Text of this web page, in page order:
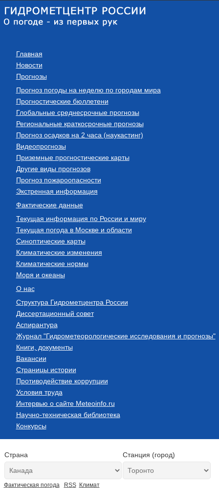
Главная
Новости
Прогнозы
Прогноз погоды на неделю по городам мира
Прогностические бюллетени
Глобальные среднесрочные прогнозы
Региональные краткосрочные прогнозы
Прогноз осадков на 2 часа (наукастинг)
Видеопрогнозы
Приземные прогностические карты
Другие виды прогнозов
Прогноз пожароопасности
Экстренная информация
Фактические данные
Текущая информация по России и миру
Текущая погода в Москве и области
Синоптические карты
Климатические изменения
Климатические нормы
Моря и океаны
О нас
Структура Гидрометцентра России
Диссертационный совет
Аспирантура
Журнал "Гидрометеорологические исследования и прогнозы"
Книги, документы
Вакансии
Страницы истории
Противодействие коррупции
Условия труда
Интервью о сайте Meteoinfo.ru
Научно-техническая библиотека
Конкурсы
Страна Станция (город)
Фактическая погода RSS Климат